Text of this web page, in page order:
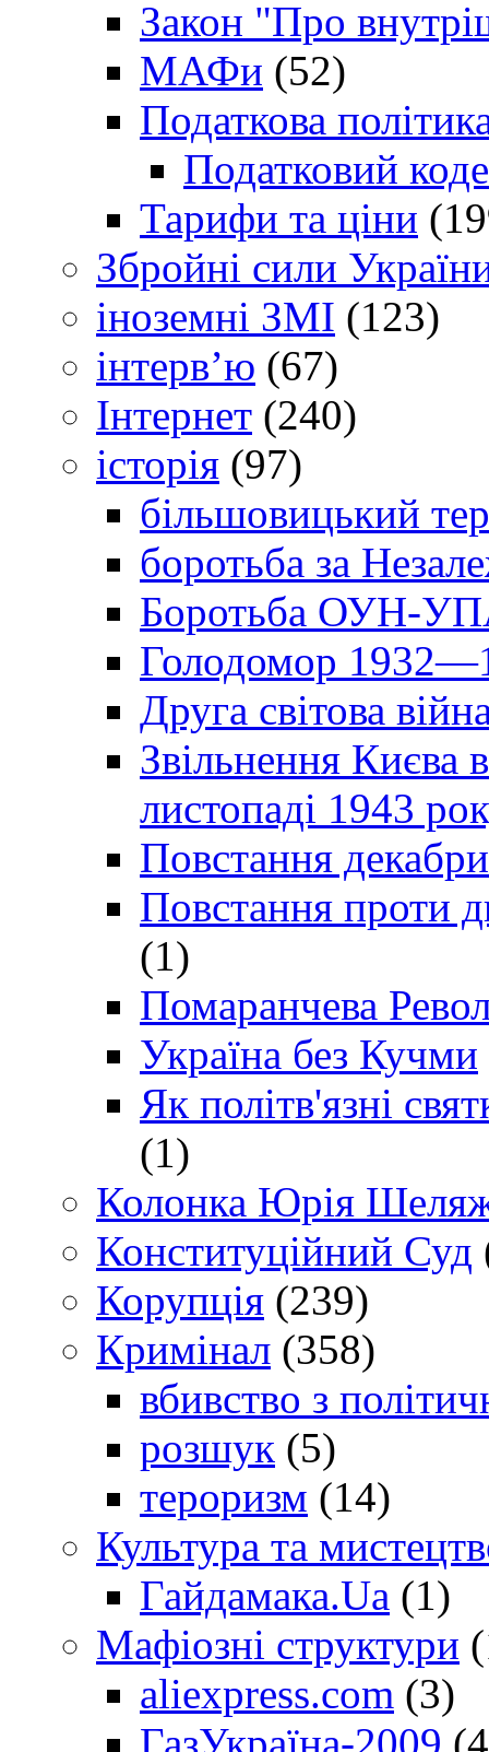
Закон "Про
МАФи (52)
Податкова
Податковий
Тарифи та ціни
Збройні сили
іноземні ЗМІ (123)
інтерв’ю (67)
Інтернет (240)
історія (97)
більшовицький
боротьба за
Боротьба ОУН-УПА
Голодомор
Друга світова
Звільнення Києва
листопаді 1943
Повстання
Повстання проти
(1)
Помаранчева
Україна без Кучми
Як політв'язні
(1)
Колонка Юрія
Конституційний Суд
Корупція (239)
Кримінал (358)
вбивство з
розшук (5)
тероризм (14)
Культура та
Гайдамака.Ua (1)
Мафіозні структури
aliexpress.com (3)
ГазУкраїна-2009